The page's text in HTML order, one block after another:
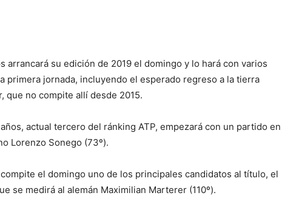
arrancará su edición de 2019 el domingo y lo hará con varios
primera jornada, incluyendo el esperado regreso a la tierra
que no compite allí desde 2015.
actual tercero del ránking ATP, empezará con un partido en
Lorenzo Sonego (73º).
el domingo uno de los principales candidatos al título, el
se medirá al alemán Maximilian Marterer (110º).